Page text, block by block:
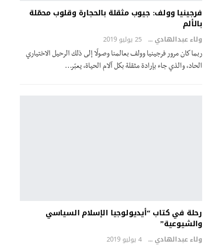
فرجينيا وولف: جيوب مثقلة بالحجارة وقلوب محمّلة
بالألم
ولاء عبدالهادي 25 يوليو 2019
ربما كان مرور فرجينيا وولف بعالمنا وصولًا إلى ذلك الرحيل الاختياري
الحاد، والذي جاء بإرادة مثقلة بكل آلام الحياة، يعبّر…
رحلة في كتاب “أيديولوجيا الإسلام السياسي
والشيوعية”
ولاء عبدالهادي 4 يوليو 2019